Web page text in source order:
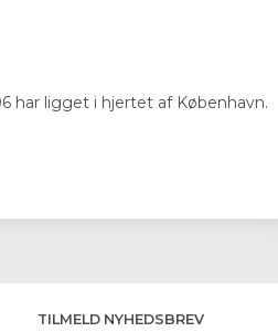
har ligget i hjertet af København.
TILMELD NYHEDSBREV